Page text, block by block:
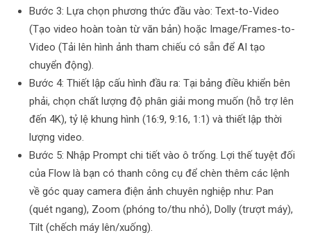
Bước 3: Lựa chọn phương thức đầu vào: Text-to-Video
(Tạo video hoàn toàn từ văn bản) hoặc Image/Frames-to-
Video (Tải lên hình ảnh tham chiếu có sẵn để AI tạo
chuyển động).
Bước 4: Thiết lập cấu hình đầu ra: Tại bảng điều khiển bên
phải, chọn chất lượng độ phân giải mong muốn (hỗ trợ lên
đến 4K), tỷ lệ khung hình (16:9, 9:16, 1:1) và thiết lập thời
lượng video.
Bước 5: Nhập Prompt chi tiết vào ô trống. Lợi thế tuyệt đối
của Flow là bạn có thanh công cụ để chèn thêm các lệnh
về góc quay camera điện ảnh chuyên nghiệp như: Pan
(quét ngang), Zoom (phóng to/thu nhỏ), Dolly (trượt máy),
Tilt (chếch máy lên/xuống).